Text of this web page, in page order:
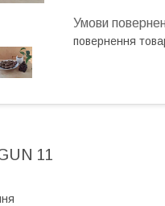
повернення
11